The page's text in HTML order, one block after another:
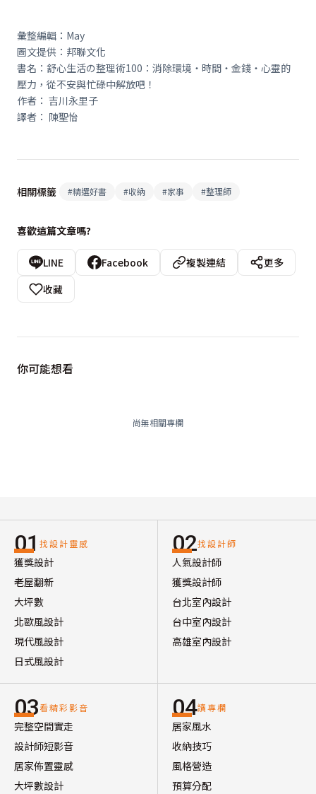
彙整編輯：May
圖文提供：邦聯文化
書名：舒心生活の整理術100：消除環境‧時間‧金錢‧心靈的
壓力，從不安與忙碌中解放吧！
作者： 吉川永里子
譯者： 陳聖怡
相關標籤 #精選好書 #收納 #家事 #整理師
喜歡這篇文章嗎?
LINE Facebook 複製連結
更多
收藏
你可能想看
尚無相關專欄
01 找設計靈感
獲獎設計
老屋翻新
大坪數
北歐風設計
現代風設計
日式風設計
02找設計師
人氣設計師
獲獎設計師
台北室內設計
台中室內設計
高雄室內設計
03看精彩影音
完整空間實走
設計師短影音
居家佈置靈感
大坪數設計
04讀專欄
居家風水
收納技巧
風格營造
預算分配